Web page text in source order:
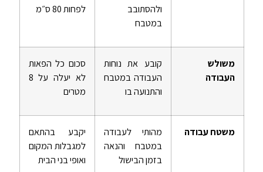
ולהסתובב
במטבח
לפחות 80 ס״מ
משולש
העבודה
קובע את נוחות
העבודה במטבח
והתנועה בו
סכום כל הפאות
לא יעלה על 8
מטרים
משטח עבודה
מהותי לעבודה
במטבח והנאה
בזמן הבישול
יקבע בהתאם
למגבלות המקום
ואופי בני הבית